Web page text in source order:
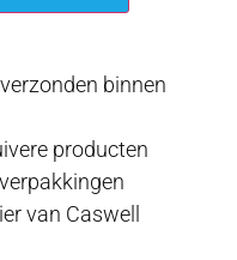
binnen
producten
van Caswell